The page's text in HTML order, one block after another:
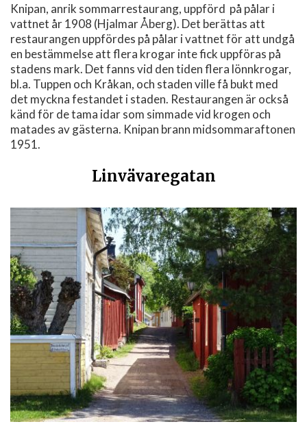
Knipan, anrik sommarrestaurang, uppförd på pålar i
vattnet år 1908 (Hjalmar Åberg). Det berättas att
restaurangen uppfördes på pålar i vattnet för att undgå
en bestämmelse att flera krogar inte fick uppföras på
stadens mark. Det fanns vid den tiden flera lönnkrogar,
bl.a. Tuppen och Kråkan, och staden ville få bukt med
det myckna festandet i staden. Restaurangen är också
känd för de tama idar som simmade vid krogen och
matades av gästerna. Knipan brann midsommaraftonen
1951.
Linvävaregatan